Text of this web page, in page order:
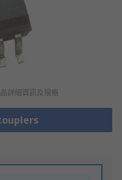
詳細資訊及規格